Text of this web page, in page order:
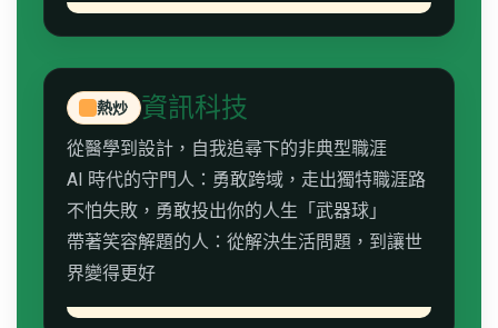
熱炒 資訊科技
從醫學到設計，自我追尋下的非典型職涯
AI 時代的守門人：勇敢跨域，走出獨特職涯路
不怕失敗，勇敢投出你的人生「武器球」
帶著笑容解題的人：從解決生活問題，到讓世
界變得更好